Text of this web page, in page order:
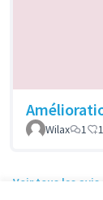
Wilax 1 1
Voir tous les avis